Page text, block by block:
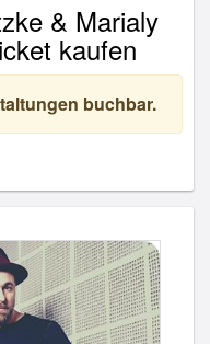
& Marialy
kaufen
buchbar.